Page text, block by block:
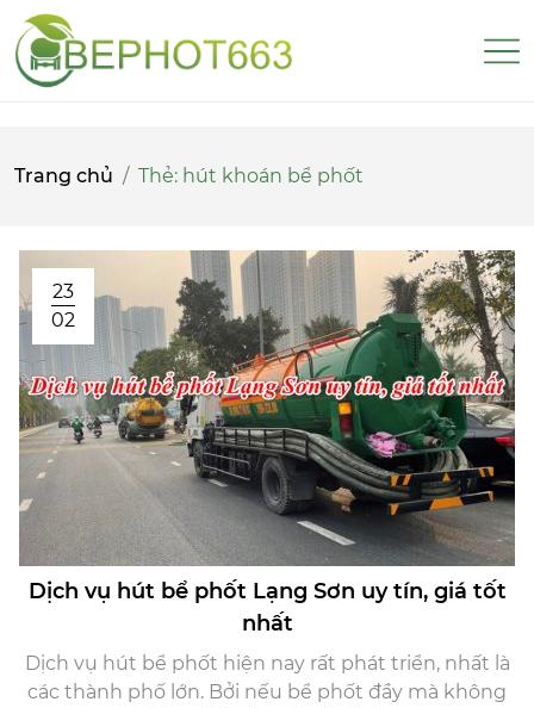
Trang chủ Thẻ: hút khoán bể phốt
23
02
Dịch vụ hút bể phốt Lạng Sơn uy tín, giá tốt
nhất
Dịch vụ hút bể phốt hiện nay rất phát triển, nhất là
các thành phố lớn. Bởi nếu bể phốt đầy mà không